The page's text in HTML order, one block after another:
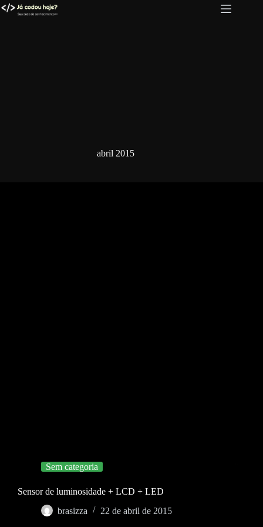
Pular
para
abril 2015
Sem categoria
Sensor de luminosidade + LCD + LED
brasizza
22 de abril de 2015